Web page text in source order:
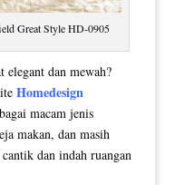
Great Style HD-0905
dan mewah?
Homedesign
macam jenis
makan, dan masih
dan indah ruangan